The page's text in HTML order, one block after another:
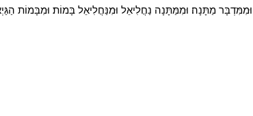
זה. מַתָּנָה׃ וּמִמַּתָּנָה נַחֲלִיאֵל וּמִנַּחֲלִיאֵל בָּמוֹת׃ וּמִבָּמוֹת